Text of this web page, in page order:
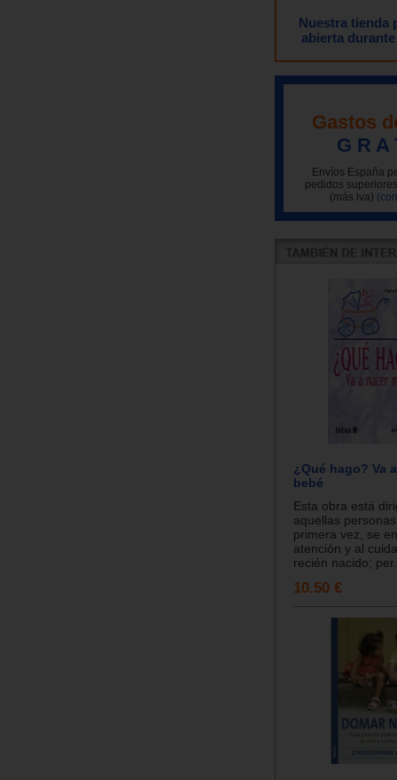
Nuestra tienda
abierta
Gastos
G R A
Envíos España
pedidos
(más iva)
¿Qué hago? Va
bebé
Esta obra está
aquellas
primera vez, se
atención y al
recién nacido;
10.50 €